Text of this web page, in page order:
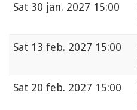
Sat 30 jan. 2027 15:00
Sat 13 feb. 2027 15:00
Sat 20 feb. 2027 15:00